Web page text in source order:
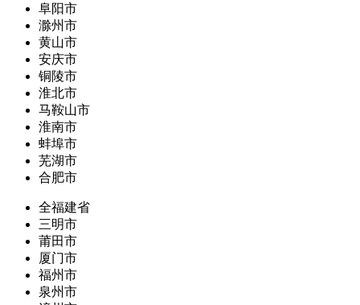
阜阳市
滁州市
黄山市
安庆市
铜陵市
淮北市
马鞍山市
淮南市
蚌埠市
芜湖市
合肥市
全福建省
三明市
莆田市
厦门市
福州市
泉州市